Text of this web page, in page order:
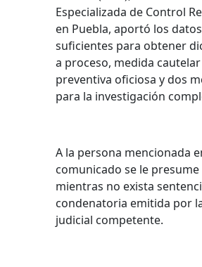
Especializada de Control
en Puebla, aportó los
suficientes para obtener
a proceso, medida
preventiva oficiosa y dos
para la investigación
A la persona mencionada
comunicado se le
mientras no exista
condenatoria emitida por
judicial competente.